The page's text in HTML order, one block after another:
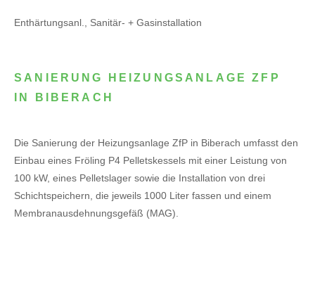
Enthärtungsanl., Sanitär- + Gasinstallation
SANIERUNG HEIZUNGSANLAGE ZFP
IN BIBERACH
Die Sanierung der Heizungsanlage ZfP in Biberach umfasst den
Einbau eines Fröling P4 Pelletskessels mit einer Leistung von
100 kW, eines Pelletslager sowie die Installation von drei
Schichtspeichern, die jeweils 1000 Liter fassen und einem
Membranausdehnungsgefäß (MAG).